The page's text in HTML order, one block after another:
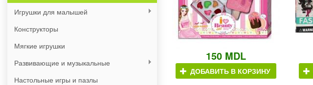
Игрушки для малышей
Конструкторы
Мягкие игрушки
Развивающие и музыкальные
Настольные игры и пазлы
150 MDL
ДОБАВИТЬ В КОРЗИНУ